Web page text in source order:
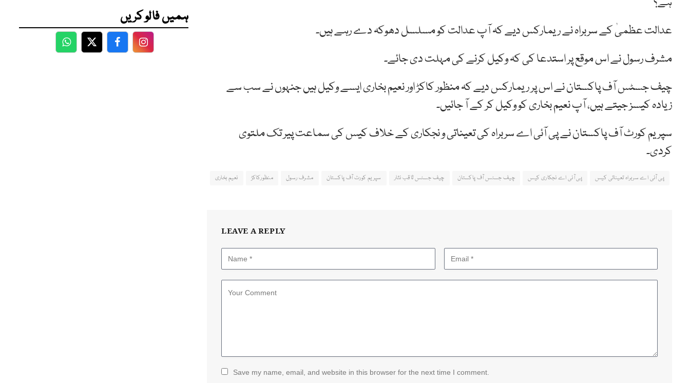
عدالت عظمیٰ کے سربراہ نے ریمارکس دیے کہ آپ عدالت کو مسلسل دھوکہ دے رہے ہیں۔
مشرف رسول نے اس موقع پر استدعا کی کہ وکیل کرنے کی مہلت دی جائے۔
چیف جسٹس آف پاکستان نے اس پر ریمارکس دیے کہ منظور کاکڑ اور نعیم بخاری ایسے وکیل ہیں جنہوں نے سب سے
زیادہ کیسز جیتے ہیں، آپ نعیم بخاری کو وکیل کر کے آ جائیں۔
سپریم کورٹ آف پاکستان نے پی آئی اے سربراہ کی تعیناتی و نجکاری کے خلاف کیس کی سماعت پیر تک ملتوی
کردی۔
پی آئی اے سربراہ تعیناتی کیس پی آئی اے نجکاری کیس چیف جسٹس آف پاکستان چیف جسٹس ثاقب نثار سپریم کورٹ آف پاکستان مشرف رسول منظورکاکڑ نعیم بخاری
LEAVE A REPLY
Save my name, email, and website in this browser for the next time I comment.
ہمیں فالو کریں
WhatsApp
TwitterFacebookFacebook